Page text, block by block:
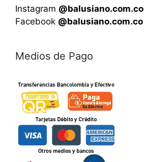
Instagram @balusiano.com.co
Facebook @balusiano.com.co
Medios de Pago